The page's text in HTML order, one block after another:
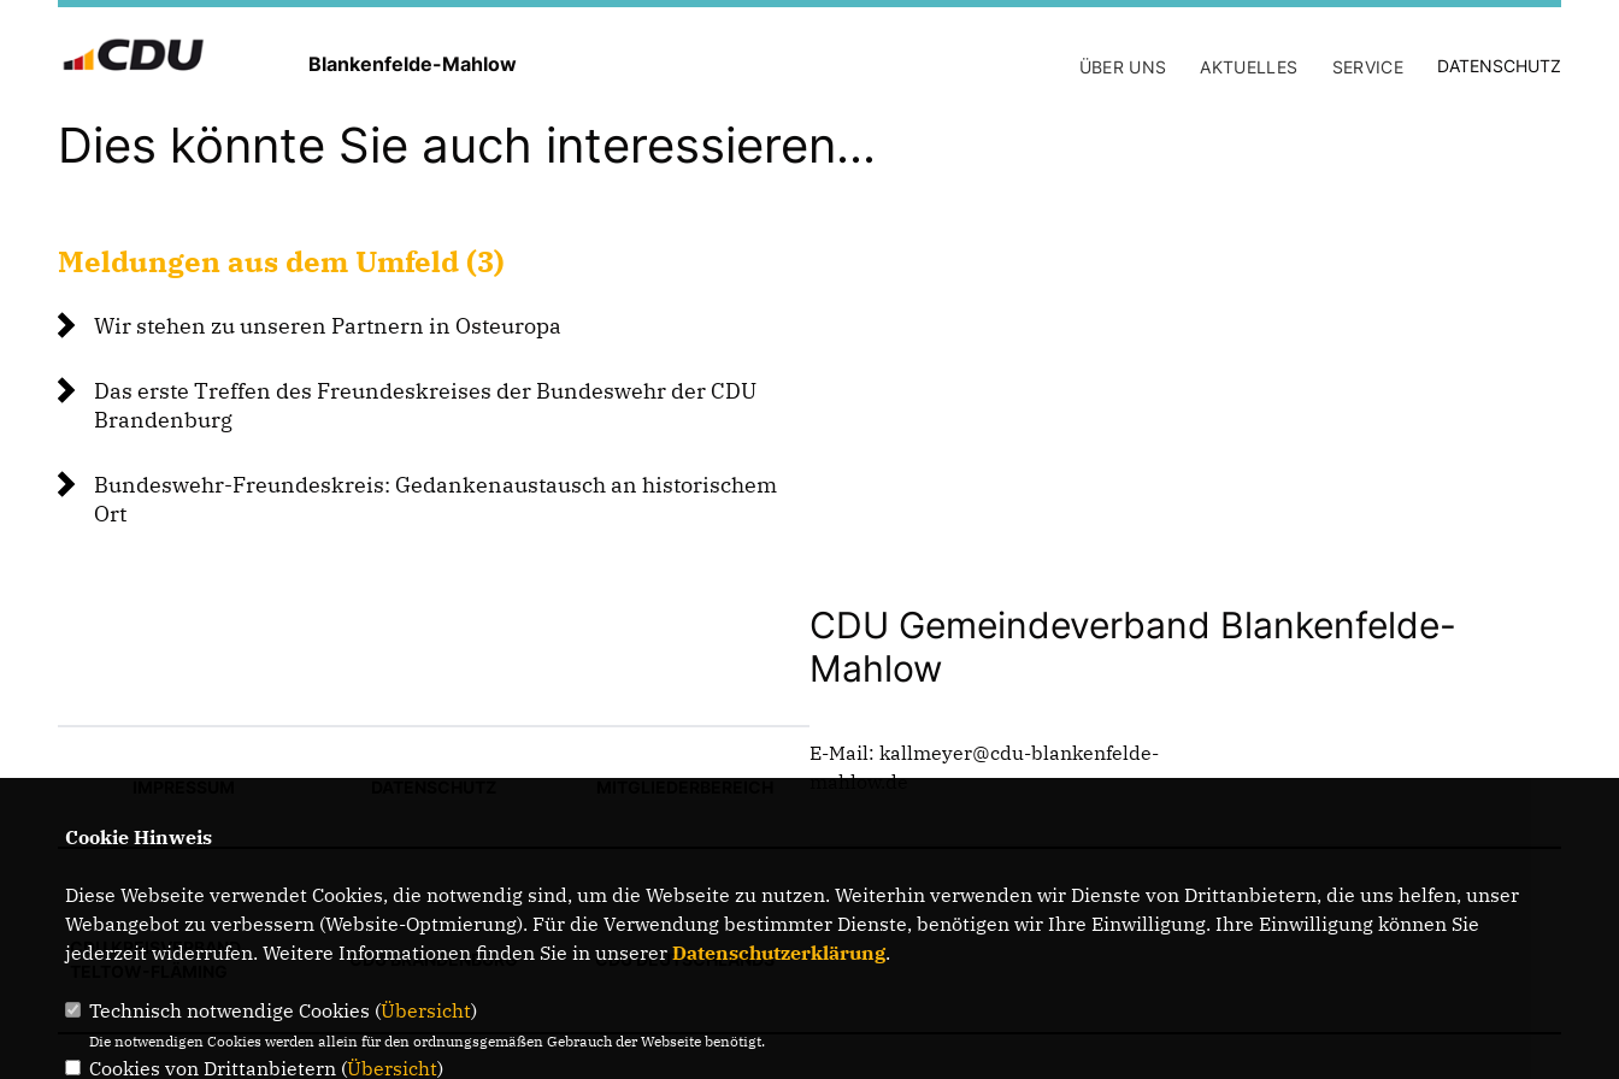
Blankenfelde-Mahlow ÜBER UNS AKTUELLES SERVICE DATENSCHUTZ
Dies könnte Sie auch interessieren...
Meldungen aus dem Umfeld (3)
Wir stehen zu unseren Partnern in Osteuropa
Das erste Treffen des Freundeskreises der Bundeswehr der CDU
Brandenburg
Bundeswehr-Freundeskreis: Gedankenaustausch an historischem
Ort
CDU Gemeindeverband Blankenfelde-
Mahlow
E-Mail: kallmeyer@cdu-blankenfelde-
mahlow.de
CDU KREISVERBAND
CDU BRANDENBURG CDU DEUTSCHLANDS
Cookie Hinweis
Diese Webseite verwendet Cookies, die notwendig sind, um die Webseite zu nutzen. Weiterhin verwenden wir Dienste von Drittanbietern, die uns helfen, unser
Webangebot zu verbessern (Website-Optmierung). Für die Verwendung bestimmter Dienste, benötigen wir Ihre Einwilligung. Ihre Einwilligung können Sie
jederzeit widerrufen. Weitere Informationen finden Sie in unserer Datenschutzerklärung.
Technisch notwendige Cookies (Übersicht)
Die notwendigen Cookies werden allein für den ordnungsgemäßen Gebrauch der Webseite benötigt.
Cookies von Drittanbietern (Übersicht)